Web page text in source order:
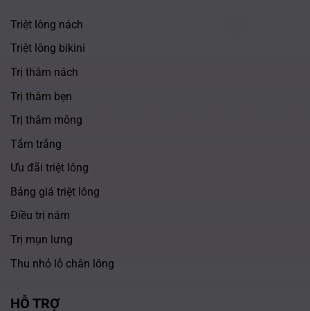
Triệt lông nách
Triệt lông bikini
Trị thâm nách
Trị thâm bẹn
Trị thâm mông
Tắm trắng
Ưu đãi triệt lông
Bảng giá triệt lông
Điều trị nám
Trị mụn lưng
Thu nhỏ lỗ chân lông
HỖ TRỢ